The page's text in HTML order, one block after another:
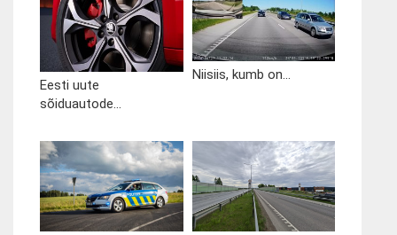
Eesti uute
sõiduautode...
Niisiis, kumb on...